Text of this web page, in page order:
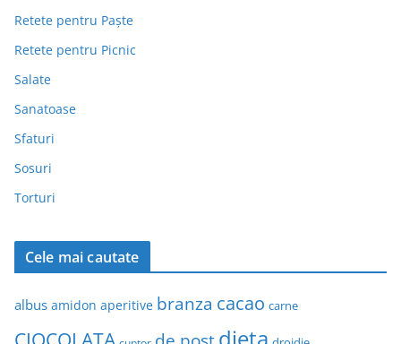
Retete pentru Paște
Retete pentru Picnic
Salate
Sanatoase
Sfaturi
Sosuri
Torturi
Cele mai cautate
albus amidon aperitive branza cacao carne